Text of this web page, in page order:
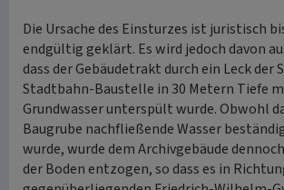
Die Ursache des Einsturzes ist juristisch
endgültig geklärt. Es wird jedoch davon
dass der Gebäudetrakt durch ein Leck der
Stadtbahn-Baustelle in 30 Metern Tiefe
Grundwasser unterspült wurde. Obwohl
Baugrube nachfließende Wasser
wurde, wurde dem Archivgebäude
der Boden entzogen, so dass es in